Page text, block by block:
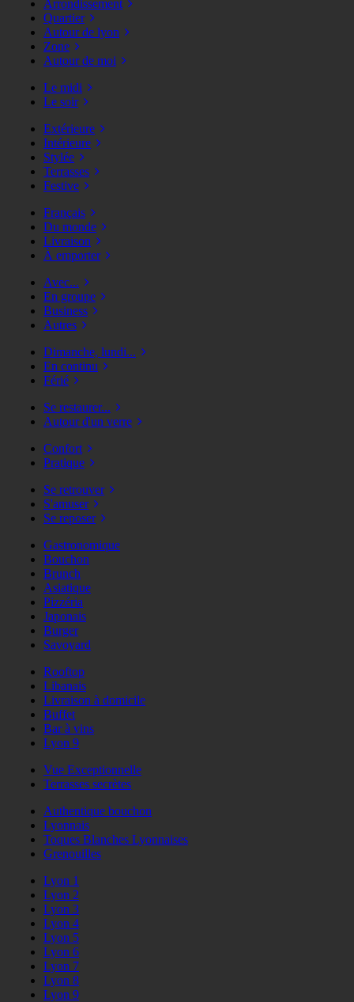
Arrondissement
Quartier
Autour de lyon
Zone
Autour de moi
Le midi
Le soir
Extérieure
Intérieure
Stylée
Terrasses
Festive
Français
Du monde
Livraison
À emporter
Avec...
En groupe
Business
Autres
Dimanche, lundi...
En continu
Férié
Se restaurer...
Autour d'un verre
Confort
Pratique
Se retrouver
S'amuser
Se reposer
Gastronomique
Bouchon
Brunch
Asiatique
Pizzéria
Japonais
Burger
Savoyard
Rooftop
Libanais
Livraison à domicile
Buffet
Bar à vins
Lyon 9
Vue Exceptionnelle
Terrasses secrètes
Authentique bouchon
Lyonnais
Toques Blanches Lyonnaises
Grenouilles
Lyon 1
Lyon 2
Lyon 3
Lyon 4
Lyon 5
Lyon 6
Lyon 7
Lyon 8
Lyon 9